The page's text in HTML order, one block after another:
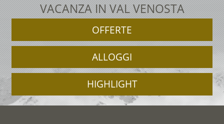
VACANZA IN VAL VENOSTA
OFFERTE
ALLOGGI
HIGHLIGHT